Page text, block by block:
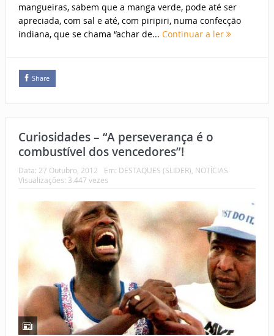
mangueiras, sabem que a manga verde, pode até ser
apreciada, com sal e até, com piripiri, numa confecção
indiana, que se chama “achar de... Continuar a ler
Share
Curiosidades – “A perseverança é o
combustível dos vencedores”!
Data: 27 Outubro, 2012 Em: DESTAQUES (SLIDER) NOTÍCIAS
Visualizações: 3.447 vezes